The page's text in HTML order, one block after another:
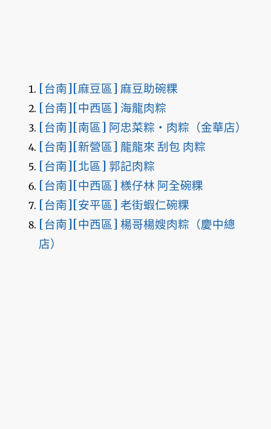
[台南][麻豆區] 麻豆助碗粿
[台南][中西區] 海龍肉粽
[台南][南區] 阿忠菜粽‧肉粽（金華店）
[台南][新營區] 龍龍來 刮包 肉粽
[台南][北區] 郭記肉粽
[台南][中西區] 檨仔林 阿全碗粿
[台南][安平區] 老街蝦仁碗粿
[台南][中西區] 楊哥楊嫂肉粽（慶中總
店）